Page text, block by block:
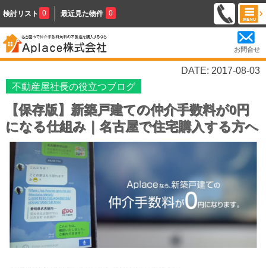
検討リスト 0 最近見た物件 0
お問合せ
DATE: 2017-08-03
不動産屋社長の役立つブログ
【保存版】新築戸建ての仲介手数料が0円
になる仕組み｜名古屋で住宅購入する方へ